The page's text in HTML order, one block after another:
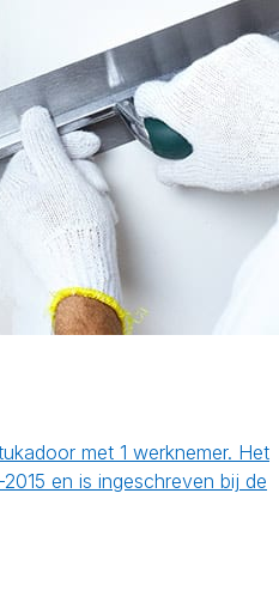
met 1 werknemer. Het
en is ingeschreven bij de